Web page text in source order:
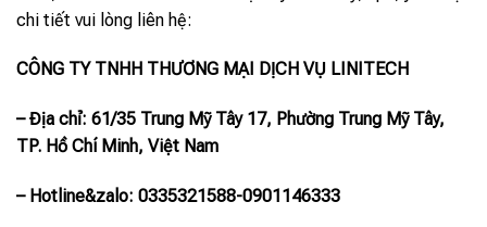
chi tiết vui lòng liên hệ:
CÔNG TY TNHH THƯƠNG MẠI DỊCH VỤ LINITECH
– Địa chỉ: 61/35 Trung Mỹ Tây 17, Phường Trung Mỹ Tây,
TP. Hồ Chí Minh, Việt Nam
– Hotline&zalo: 0335321588-0901146333